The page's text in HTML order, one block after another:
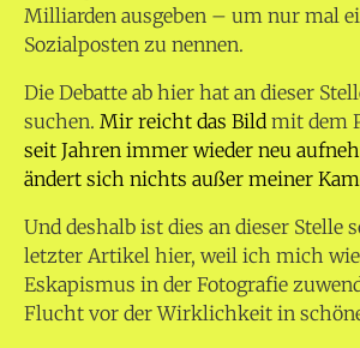
Milliarden ausgeben – um nur mal
Sozialposten zu nennen.
Die Debatte ab hier hat an dieser
suchen. Mir reicht das Bild mit dem
seit Jahren immer wieder neu
ändert sich nichts außer meiner
Und deshalb ist dies an dieser Stelle
letzter Artikel hier, weil ich mich
Eskapismus in der Fotografie
Flucht vor der Wirklichkeit in